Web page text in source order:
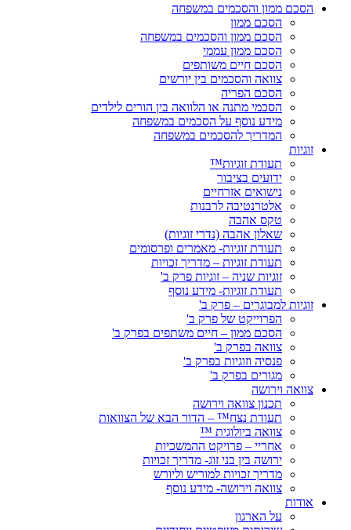
הסכם ממון והסכמים במשפחה
הסכם ממון
הסכם ממון והסכמים במשפחה
הסכם ממון עממי
הסכם חיים משותפים
צוואה והסכמים בין יורשים
הסכם הפריה
הסכמי מתנה או הלוואה בין הורים לילדים
מידע נוסף על הסכמים במשפחה
המדריך להסכמים במשפחה
זוגיות
תעודת זוגיות™
ידועים בציבור
נישואים אזרחיים
אלטרנטיבה לרבנות
טקס אהבה
שאלון אהבה (נדרי זוגיות)
תעודת זוגיות- מאמרים ופרסומים
תעודת זוגיות – מדריך זכויות
זוגיות שניה – זוגיות פרק ב'
תעודת זוגיות- מידע נוסף
זוגיות למבוגרים – פרק ב'
הפרוייקט של פרק ב'
הסכם ממון – חיים משתפים בפרק ב'
צוואה בפרק ב'
פנסיה וזוגיות בפרק ב'
מגורים בפרק ב'
צוואה וירושה
תכנון צוואה וירושה
תעודת נצח™ – הדור הבא של הצוואות
צוואה ביולוגית ™
אחריי – פרויקט ההמשכיות
ירושה בין בני זוג- מדריך זכויות
מדריך זכויות למוריש וליורש
צוואה וירושה- מידע נוסף
אודות
על הארגון